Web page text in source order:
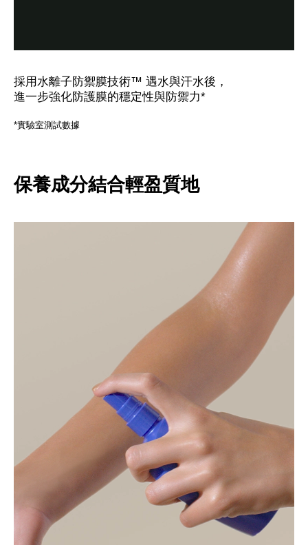
採用水離子防禦膜技術™ 遇水與汗水後，
進一步強化防護膜的穩定性與防禦力*
*實驗室測試數據
保養成分結合輕盈質地